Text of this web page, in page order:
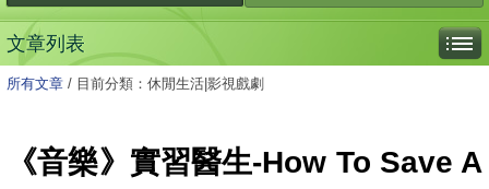
文章列表
所有文章 / 目前分類：休閒生活|影視戲劇
《音樂》實習醫生-How To Save A